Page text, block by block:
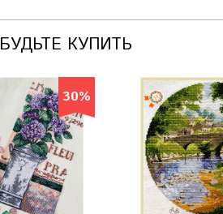
КУПИТЬ
30%